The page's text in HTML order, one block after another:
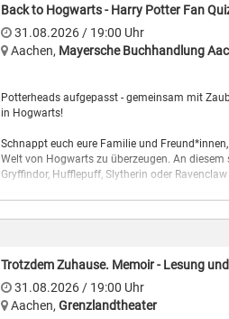
Back to Hogwarts - Harry Potter Fan
31.08.2026/ 19:00 Uhr
Aachen, Mayersche Buchhandlung
Potterheads aufgepasst - gemeinsam mit
in Hogwarts!
Schnappt euch eure Familie und
Welt von Hogwarts zu überzeugen. An
Gryffindor, Hufflepuff, Slytherin oder Ravenclaw
könnt, bevor das Quiz los geht. Um 19:00 Uhr
Wenn ihr mit eurem gesamten Team von 6 -7
gerne vorab einen Teamnamen. Wer allein
Alleinreisenden in einem Zugabteil
Trotzdem Zuhause. Memoir - Lesung
31.08.2026/ 19:00 Uhr
Aachen, Grenzlandtheater